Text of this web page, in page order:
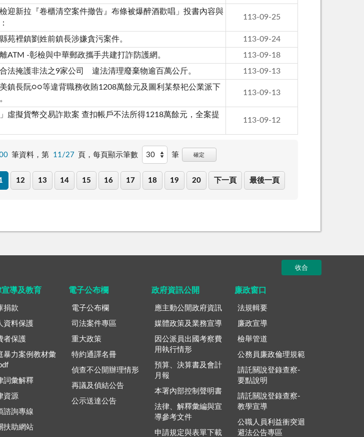
迎新拉『卷櫃清空案件撤告』布條被爆醉酒歡唱」投書內容與
113-09-25
苑裡鎮劉姓前鎮長涉嫌貪污案件。
113-09-24
ATM -彰檢與中華郵政攜手共建打詐防護網。
113-09-18
法掩護非法之9家公司 違法清理廢棄物逾百萬公斤。 113-09-13
鎮長阮○○等違背職務收賄1208萬餘元及圖利某祭祀公業派下
113-09-13
虛擬貨幣交易詐欺案 查扣帳戶不法所得1218萬餘元，全案提
113-09-12
筆資料，第 11/27 頁，每頁顯示筆數 筆 確定
12 13 14 15 16 17 18 19 20 下一頁 最後一頁
收合
導及教育
捐款
資料保護
者保護
暴力案例教材彙
詞彙解釋
資源
諮詢專線
扶助網站
電子公布欄
電子公布欄
司法案件專區
重大政策
特約通譯名冊
偵查不公開辦理情形
再議及偵結公告
公示送達公告
政府資訊公開
應主動公開政府資訊
媒體政策及業務宣導
因公派員出國考察費
用執行情形
預算、決算書及會計
月報
本署內部控制聲明書
法律、解釋彙編與宣
導參考文件
申請規定與表單下載
廉政窗口
法規輯要
廉政宣導
檢舉管道
公務員廉政倫理規範
請託關說登錄查察-
要點說明
請託關說登錄查察-
教學宣導
公職人員利益衝突迴
避法公告專區